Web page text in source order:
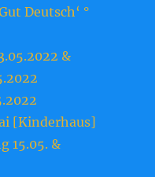
Deutsch‘ °
&
[Kinderhaus]
15.05. &